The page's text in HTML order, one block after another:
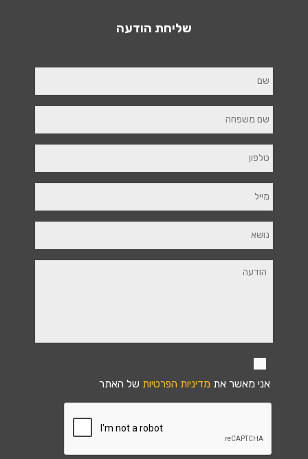
שליחת הודעה
אני מאשר את מדיניות הפרטיות של האתר